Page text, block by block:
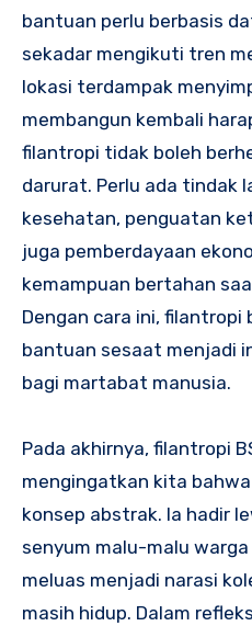
bantuan perlu berbasis
sekadar mengikuti tren
lokasi terdampak
membangun kembali
filantropi tidak boleh
darurat. Perlu ada tindak
kesehatan, penguatan
juga pemberdayaan
kemampuan bertahan
Dengan cara ini, filantropi
bantuan sesaat menjadi
bagi martabat manusia.
Pada akhirnya, filantropi
mengingatkan kita
konsep abstrak. Ia hadir
senyum malu-malu
meluas menjadi narasi
masih hidup. Dalam